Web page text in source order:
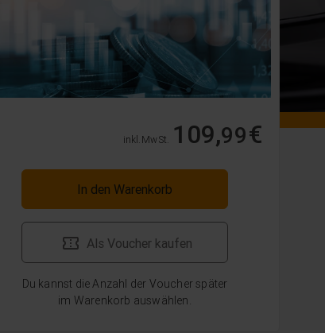
inkl. MwSt. 109,99€
In den Warenkorb
Als Voucher kaufen
Du kannst die Anzahl der Voucher später
im Warenkorb auswählen.